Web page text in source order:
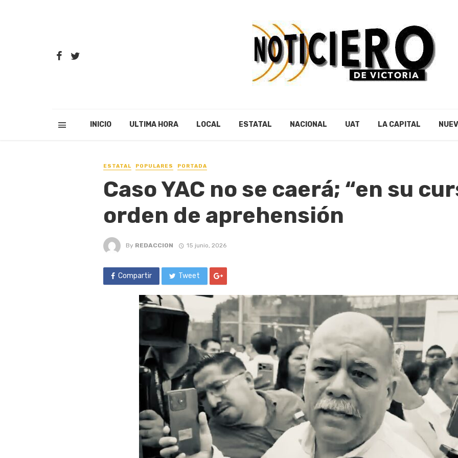
INICIO ULTIMA HORA LOCAL ESTATAL NACIONAL UAT LA CAPITAL
ESTATAL POPULARES PORTADA
Caso YAC no se caerá; “en su
orden de aprehensión
By REDACCION 15 junio, 2026
Compartir Tweet